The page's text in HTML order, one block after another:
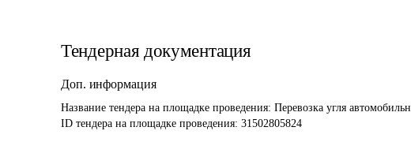
Тендерная документация
Доп. информация
Название тендера на площадке проведения: Перевозка угля
ID тендера на площадке проведения: 31502805824